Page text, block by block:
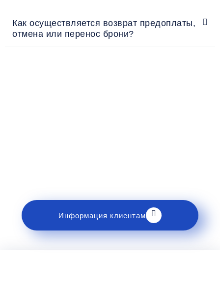
Как осуществляется возврат предоплаты,
отмена или перенос брони?
Информация клиентам